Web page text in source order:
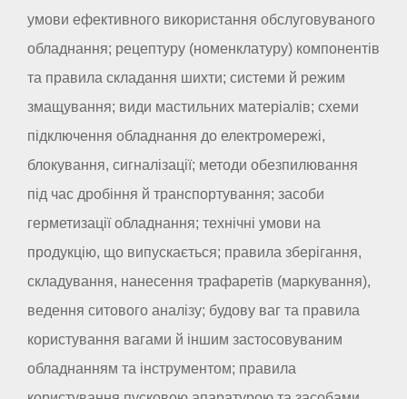
умови ефективного використання обслуговуваного
обладнання; рецептуру (номенклатуру) компонентів
та правила складання шихти; системи й режим
змащування; види мастильних матеріалів; схеми
підключення обладнання до електромережі,
блокування, сигналізації; методи обезпилювання
під час дробіння й транспортування; засоби
герметизації обладнання; технічні умови на
продукцію, що випускається; правила зберігання,
складування, нанесення трафаретів (маркування),
ведення ситового аналізу; будову ваг та правила
користування вагами й іншим застосовуваним
обладнанням та інструментом; правила